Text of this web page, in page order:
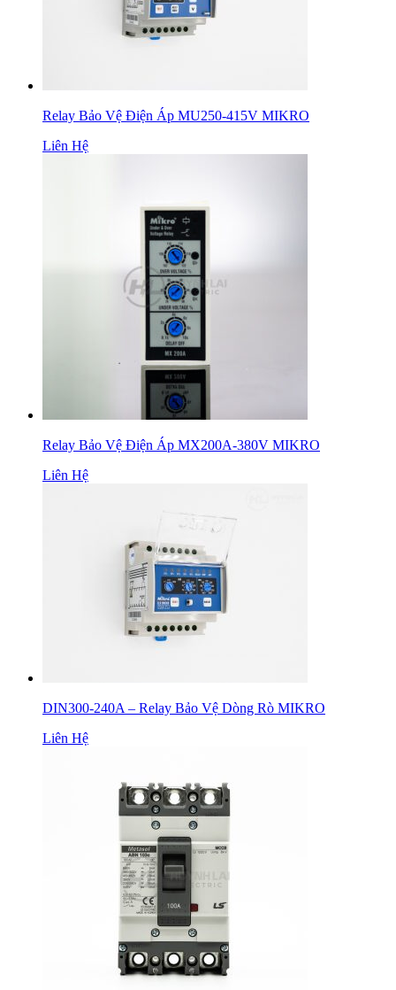
Relay Bảo Vệ Điện Áp MU250-415V MIKRO
Liên Hệ
Relay Bảo Vệ Điện Áp MX200A-380V MIKRO
Liên Hệ
DIN300-240A – Relay Bảo Vệ Dòng Rò MIKRO
Liên Hệ